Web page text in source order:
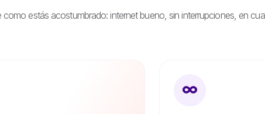
como estás acostumbrado: internet bueno, sin interrupciones, en